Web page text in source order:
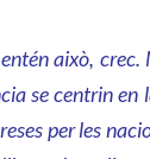
això, crec.
se centrin en
per les